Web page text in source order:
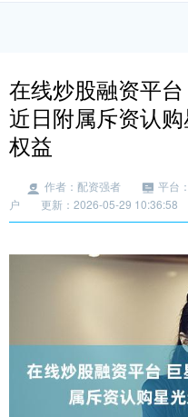
在线炒股融资平
近日附属斥资认
权益
作者：配资强者
平台
户
更新：2026-05-29 10:36:58